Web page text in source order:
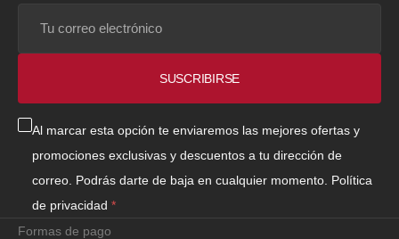
SUSCRIBIRSE
Al marcar esta opción te enviaremos las mejores ofertas y
promociones exclusivas y descuentos a tu dirección de
correo. Podrás darte de baja en cualquier momento. Política
de privacidad
Formas de pago